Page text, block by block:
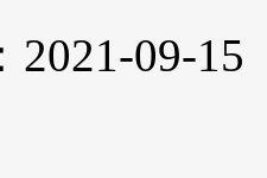
2021-09-15